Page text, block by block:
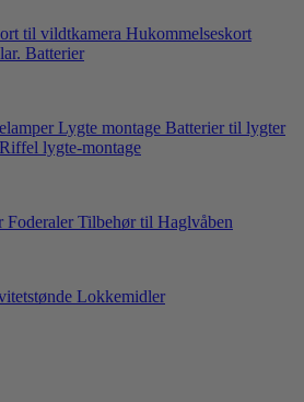
til vildtkamera Hukommelseskort
Batterier
Lygte montage Batterier til lygter
Riffel lygte-montage
Foderaler Tilbehør til Haglvåben
Lokkemidler